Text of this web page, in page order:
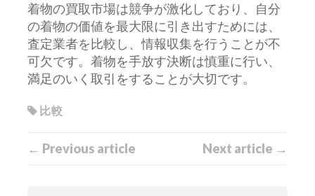
着物の買取市場は競争が激化しており、自分
の着物の価値を最大限に引き出すためには、
査定業者を比較し、情報収集を行うことが不
可欠です。着物を手放す決断は慎重に行い、
満足のいく取引をすることが大切です。
比較
← Previous article Next article →